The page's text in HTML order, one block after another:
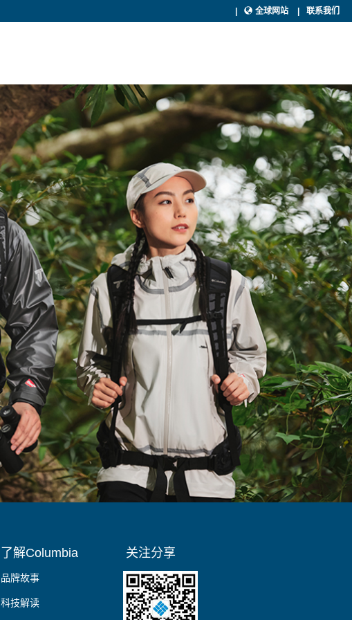
全球网站 联系我们
了解Columbia
品牌故事
科技解读
关注分享